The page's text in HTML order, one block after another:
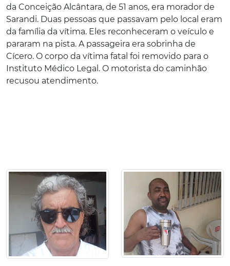
da Conceição Alcântara, de 51 anos, era morador de
Sarandi. Duas pessoas que passavam pelo local eram
da família da vítima. Eles reconheceram o veículo e
pararam na pista. A passageira era sobrinha de
Cícero. O corpo da vítima fatal foi removido para o
Instituto Médico Legal. O motorista do caminhão
recusou atendimento.